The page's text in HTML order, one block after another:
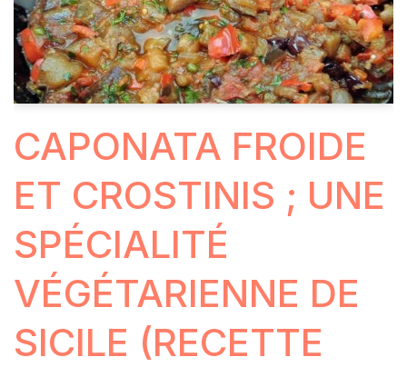
CAPONATA FROIDE
ET CROSTINIS ; UNE
SPÉCIALITÉ
VÉGÉTARIENNE DE
SICILE (RECETTE